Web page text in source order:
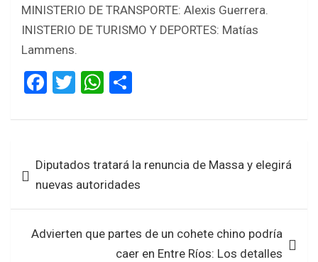
MINISTERIO DE TRANSPORTE: Alexis Guerrera.
INISTERIO DE TURISMO Y DEPORTES: Matías
Lammens.
F
ce
o
o
k
T
tt
W
at
A
p
p
ar
de Diputados tratará la renuncia de Massa y elegirá
nuevas autoridades
Advierten que partes de un cohete chino podría
caer en Entre Ríos: Los detalles